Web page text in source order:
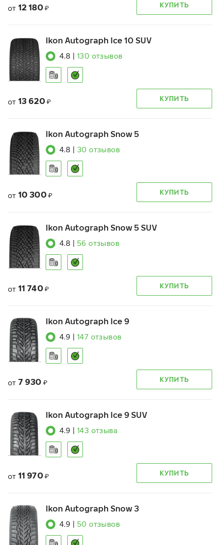
от 12 180 ₽ КУПИТЬ
Ikon Autograph Ice 10 SUV
4.8 130 отзывов
от 13 620 ₽ КУПИТЬ
Ikon Autograph Snow 5
4.8 30 отзывов
от 10 300 ₽ КУПИТЬ
Ikon Autograph Snow 5 SUV
4.8 56 отзывов
от 11 740 ₽ КУПИТЬ
Ikon Autograph Ice 9
4.9 147 отзывов
от 7 930 ₽ КУПИТЬ
Ikon Autograph Ice 9 SUV
4.9 143 отзыва
от 11 970 ₽ КУПИТЬ
Ikon Autograph Snow 3
4.9 50 отзывов